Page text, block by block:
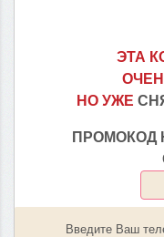
ЭТА
НО УЖЕ
ПРОМОКОД
Введите Ваш